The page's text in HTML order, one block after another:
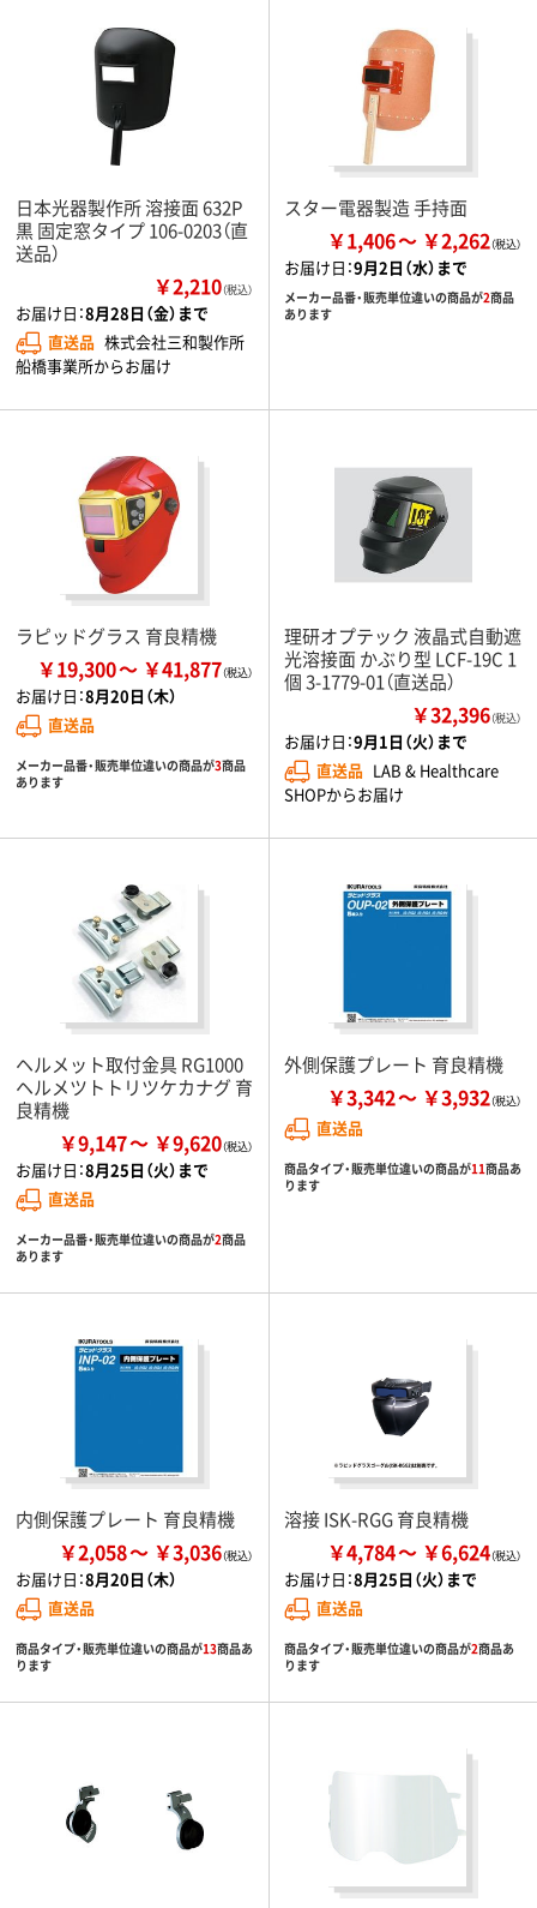
日本光器製作所 溶接面 632P
黒 固定窓タイプ 106-0203（直
送品）
￥2,210（税込）
お届け日：8月28日（金）まで
直送品 株式会社三和製作所
船橋事業所からお届け
スター電器製造 手持面
￥1,406 ￥2,262
お届け日：9月2日（水）まで
メーカー品番・販売単位違いの商品が2商品
あります
ラピッドグラス 育良精機
￥19,300 ￥41,877
お届け日：8月20日（木）
直送品
メーカー品番・販売単位違いの商品が3商品
あります
理研オプテック 液晶式自動遮
光溶接面 かぶり型 LCF-19C 1
個 3-1779-01（直送品）
￥32,396（税込）
お届け日：9月1日（火）まで
直送品 LAB & Healthcare
SHOPからお届け
ヘルメット取付金具 RG1000
ヘルメツトトリツケカナグ 育
良精機
￥9,147 ￥9,620
お届け日：8月25日（火）まで
直送品
メーカー品番・販売単位違いの商品が2商品
あります
外側保護プレート 育良精機
￥3,342 ￥3,932
直送品
商品タイプ・販売単位違いの商品が11商品あ
ります
内側保護プレート 育良精機
￥2,058 ￥3,036
お届け日：8月20日（木）
直送品
商品タイプ・販売単位違いの商品が13商品あ
ります
溶接 ISK-RGG 育良精機
￥4,784 ￥6,624
お届け日：8月25日（火）まで
直送品
商品タイプ・販売単位違いの商品が2商品あ
ります